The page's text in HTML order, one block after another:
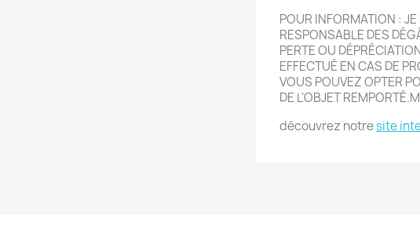
POUR INFORMATION :
RESPONSABLE DES
PERTE OU
EFFECTUÉ EN CAS DE
VOUS POUVEZ OPTER
DE L'OBJET REMPORTÉ.
découvrez notresite